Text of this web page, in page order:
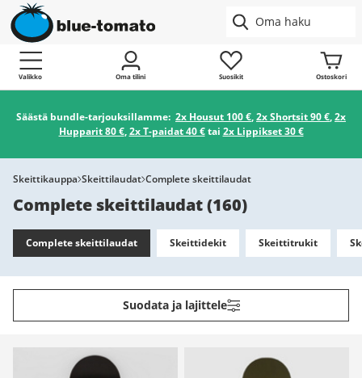
Valikko Oma tilini Suosikit Ostoskori
Säästä bundle-tarjouksillamme: 2x Housut 100 €,2x Shortsit 90 €,2x
Hupparit 80 €,2x T-paidat 40 €tai 2x Lippikset 30 €
Skeittikauppa Skeittilaudat Complete skeittilaudat
Complete skeittilaudat(160)
Complete skeittilaudat Skeittidekit Skeittitrukit
Suodata ja lajittele